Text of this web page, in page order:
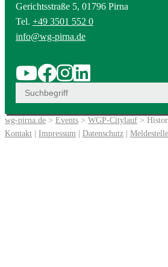
Gerichtsstraße 5, 01796 Pirna
Tel. +49 3501 552 0
info@wg-pirna.de
wg-pirna.de > Events > WGP-Citylauf >
Kontakt | Impressum | Datenschutz | Meldestelle